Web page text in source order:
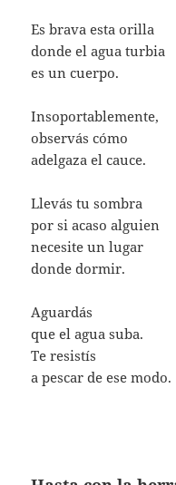
Es brava esta orilla
donde el agua turbia
es un cuerpo.
Insoportablemente,
observás cómo
adelgaza el cauce.
Llevás tu sombra
por si acaso alguien
necesite un lugar
donde dormir.
Aguardás
que el agua suba.
Te resistís
a pescar de ese modo.